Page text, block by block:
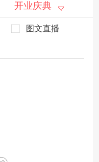
开业庆典
图文直播